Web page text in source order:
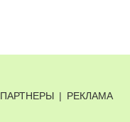
ПАРТНЕРЫ | РЕКЛАМА